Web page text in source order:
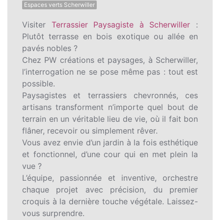
Espaces verts Scherwiller
Visiter Terrassier Paysagiste à Scherwiller :
Plutôt terrasse en bois exotique ou allée en
pavés nobles ?
Chez PW créations et paysages, à Scherwiller,
l’interrogation ne se pose même pas : tout est
possible.
Paysagistes et terrassiers chevronnés, ces
artisans transforment n’importe quel bout de
terrain en un véritable lieu de vie, où il fait bon
flâner, recevoir ou simplement rêver.
Vous avez envie d’un jardin à la fois esthétique
et fonctionnel, d’une cour qui en met plein la
vue ?
L’équipe, passionnée et inventive, orchestre
chaque projet avec précision, du premier
croquis à la dernière touche végétale. Laissez-
vous surprendre.